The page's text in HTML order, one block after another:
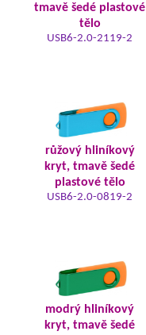
tmavě šedé plastové
tělo
USB6-2.0-2119-2
růžový hliníkový
kryt, tmavě šedé
plastové tělo
USB6-2.0-0819-2
modrý hliníkový
kryt, tmavě šedé